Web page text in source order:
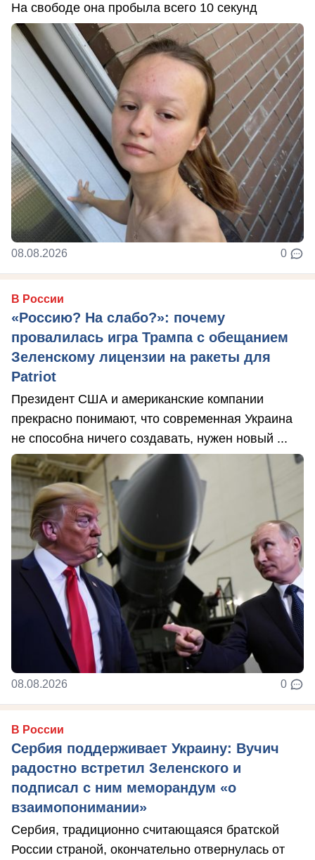
На свободе она пробыла всего 10 секунд
08.08.2026 0
В России
«Россию? На слабо?»: почему
провалилась игра Трампа с обещанием
Зеленскому лицензии на ракеты для
Patriot
Президент США и американские компании
прекрасно понимают, что современная Украина
не способна ничего создавать, нужен новый ...
08.08.2026 0
В России
Сербия поддерживает Украину: Вучич
радостно встретил Зеленского и
подписал с ним меморандум «о
взаимопонимании»
Сербия, традиционно считающаяся братской
России страной, окончательно отвернулась от